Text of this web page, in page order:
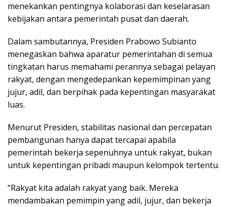
menekankan pentingnya kolaborasi dan keselarasan
kebijakan antara pemerintah pusat dan daerah.
Dalam sambutannya, Presiden Prabowo Subianto
menegaskan bahwa aparatur pemerintahan di semua
tingkatan harus memahami perannya sebagai pelayan
rakyat, dengan mengedepankan kepemimpinan yang
jujur, adil, dan berpihak pada kepentingan masyarakat
luas.
Menurut Presiden, stabilitas nasional dan percepatan
pembangunan hanya dapat tercapai apabila
pemerintah bekerja sepenuhnya untuk rakyat, bukan
untuk kepentingan pribadi maupun kelompok tertentu.
“Rakyat kita adalah rakyat yang baik. Mereka
mendambakan pemimpin yang adil, jujur, dan bekerja